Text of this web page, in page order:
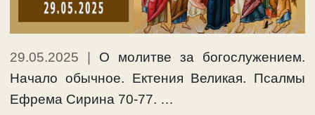
29.05.2025 | О молитве за богослужением.
Начало обычное. Ектения Великая. Псалмы
Ефрема Сирина 70-77. …